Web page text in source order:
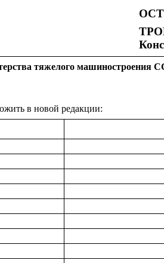
ОСТ
тяжелого машиностроения
в новой редакции: